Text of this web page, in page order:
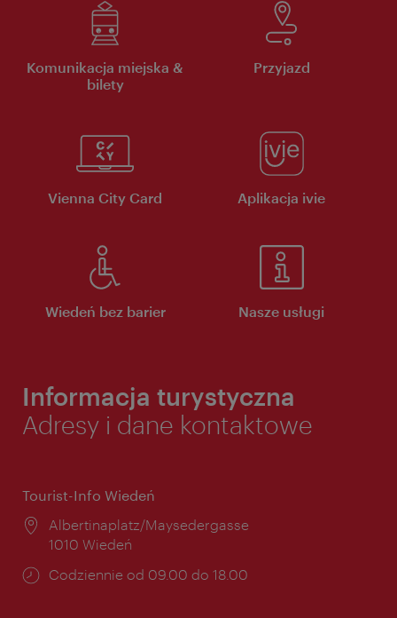
Komunikacja miejska &
bilety
Przyjazd
Vienna City Card Aplikacja ivie
Wiedeń bez barier Nasze usługi
Informacja turystyczna
Adresy i dane kontaktowe
Tourist-Info Wiedeń
Miejsce:
Albertinaplatz/Maysedergasse
1010 Wiedeń
Godziny
Codziennie od 09.00 do 18.00